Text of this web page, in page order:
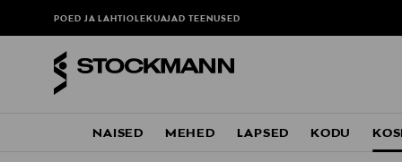
POED JA LAHTIOLEKUAJADTEENUSED
NAISED MEHED LAPSED KODU